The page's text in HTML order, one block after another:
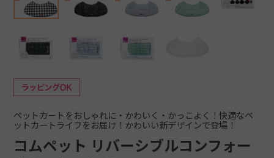
コムペット リバーシブルコンフォー
ペットカートをおしゃれに・かわいく・かっこよく！快適なペ
ットカートライフをお届け！かわいい新デザインで登場！